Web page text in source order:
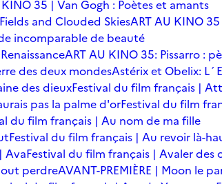
35 | Van Gogh : Poètes et amants
and Clouded SkiesART AU KINO
incomparable de beauté
ART AU KINO 35: Pissarro :
des deux mondesAstérix et Obelix:
des dieuxFestival du film français |
pas la palme d'orFestival du film
du film français | Au nom de ma fille
Festival du film français | Au revoir là-
AvaFestival du film français | Avaler des
perdreAVANT-PREMIÈRE | Moon le